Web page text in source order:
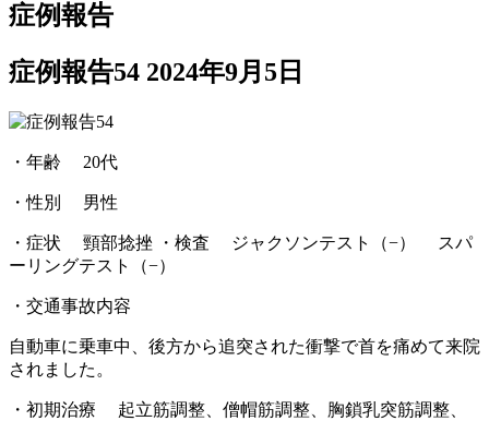
症例報告
症例報告54 2024年9月5日
・年齢 20代
・性別 男性
・症状 頸部捻挫 ・検査 ジャクソンテスト（−） スパ
ーリングテスト（−）
・交通事故内容
自動車に乗車中、後方から追突された衝撃で首を痛めて来院
されました。
・初期治療 起立筋調整、僧帽筋調整、胸鎖乳突筋調整、